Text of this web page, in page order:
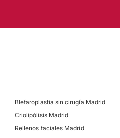
Blefaroplastia sin cirugía Madrid
Criolipólisis Madrid
Rellenos faciales Madrid